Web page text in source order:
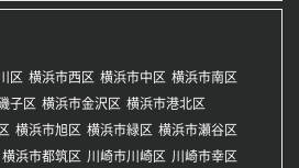
区 横浜市西区 横浜市中区 横浜市南区
子区 横浜市金沢区 横浜市港北区
横浜市旭区 横浜市緑区 横浜市瀬谷区
横浜市都筑区 川崎市川崎区 川崎市幸区